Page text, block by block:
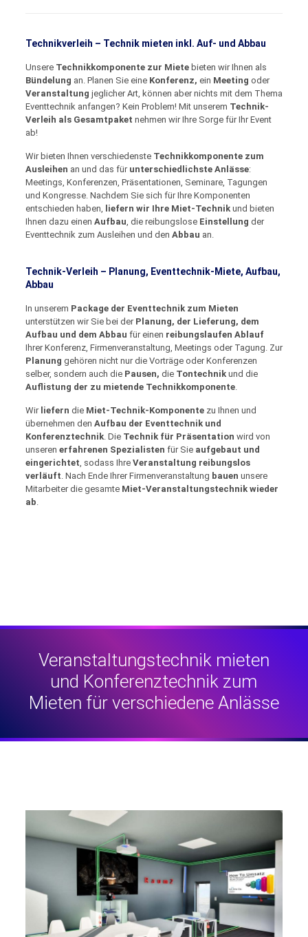
Technikverleih – Technik mieten inkl. Auf- und Abbau
Unsere Technikkomponente zur Mietebieten wir Ihnen als
Bündelung an. Planen Sie eine Konferenz, ein Meeting oder
Veranstaltung jeglicher Art, können aber nichts mit dem Thema
Eventtechnik anfangen? Kein Problem! Mit unserem Technik-
Verleih als Gesamtpaket nehmen wir Ihre Sorge für Ihr Event
ab!
Wir bieten Ihnen verschiedenste Technikkomponente zum
Ausleihen an und das für unterschiedlichste Anlässe:
Meetings, Konferenzen, Präsentationen, Seminare, Tagungen
und Kongresse. Nachdem Sie sich für Ihre Komponenten
entschieden haben, liefern wir Ihre Miet-Technikund bieten
Ihnen dazu einen Aufbau , die reibungslose Einstellung der
Eventtechnik zum Ausleihen und den Abbau an.
Technik-Verleih – Planung, Eventtechnik-Miete, Aufbau,
Abbau
In unserem Package der Eventtechnik zum Mieten
unterstützen wir Sie bei der Planung, der Lieferung, dem
Aufbau und dem Abbau für einen reibungslaufen Ablauf
Ihrer Konferenz, Firmenveranstaltung, Meetings oder Tagung. Zur
Planung gehören nicht nur die Vorträge oder Konferenzen
selber, sondern auch die Pausen, die Tontechnikund die
Auflistung der zu mietende Technikkomponente.
Wir liefern die Miet-Technik-Komponentezu Ihnen und
übernehmen den Aufbau der Eventtechnik und
Konferenztechnik. Die Technik für Präsentation wird von
unseren erfahrenen Spezialisten für Sie aufgebaut und
eingerichtet , sodass Ihre Veranstaltung reibungslos
verläuft . Nach Ende Ihrer Firmenveranstaltung bauen unsere
Mitarbeiter die gesamte Miet-Veranstaltungstechnik wieder
ab
Veranstaltungstechnik mieten
und Konferenztechnik zum
Mieten für verschiedene Anlässe